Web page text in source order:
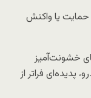
حمایت یا واکنش
خشونت‌آمیز
پدیده‌ای فراتر از